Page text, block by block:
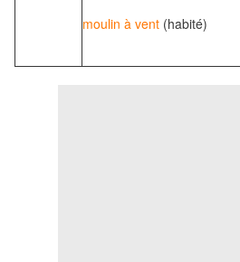
moulin à vent (habité)